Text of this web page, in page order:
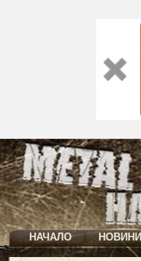
НАЧАЛО НОВИНИ